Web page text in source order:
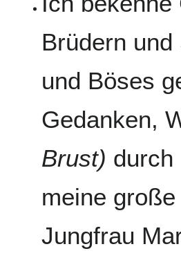
Brüdern
und Böses
Gedanken,
Brust) durch
meine
Jungfrau